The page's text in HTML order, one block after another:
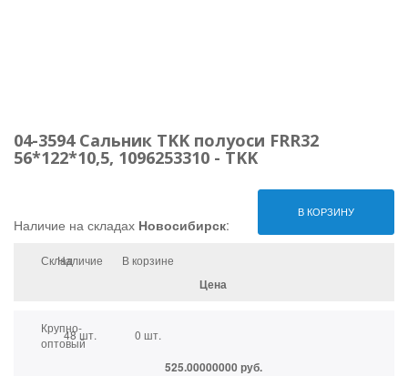
04-3594 Сальник TKK полуоси FRR32
56*122*10,5, 1096253310 - TKK
В КОРЗИНУ
Наличие на складах Новосибирск:
СкладНаличие В корзине
Цена
Крупно-
оптовый
48 шт. 0 шт.
525.00000000 руб.